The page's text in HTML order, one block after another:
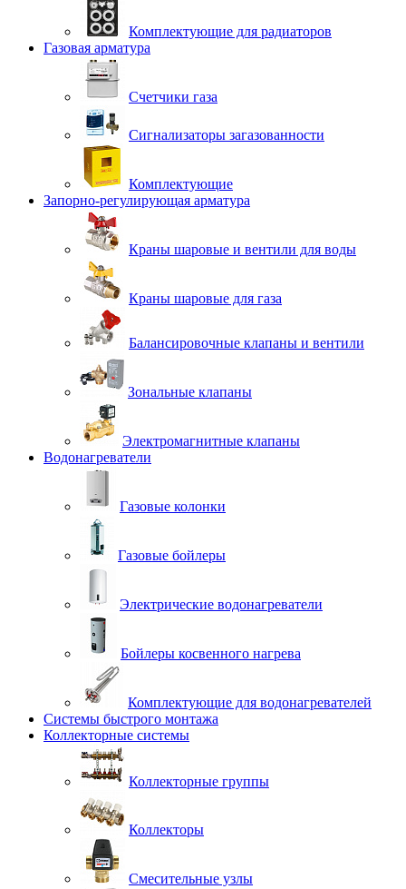
Комплектующие для радиаторов
Газовая арматура
Счетчики газа
Сигнализаторы загазованности
Комплектующие
Запорно-регулирующая арматура
Краны шаровые и вентили для воды
Краны шаровые для газа
Балансировочные клапаны и вентили
Зональные клапаны
Электромагнитные клапаны
Водонагреватели
Газовые колонки
Газовые бойлеры
Электрические водонагреватели
Бойлеры косвенного нагрева
Комплектующие для водонагревателей
Системы быстрого монтажа
Коллекторные системы
Коллекторные группы
Коллекторы
Смесительные узлы